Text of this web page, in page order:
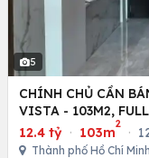
5
CHÍNH CHỦ CẦN
VISTA - 103M2,
12.4 tỷ · 103m
2
·
Thành phố Hồ Chí Minh